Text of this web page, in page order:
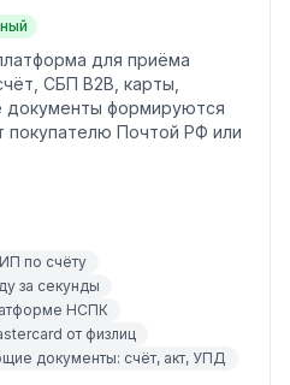
для приёма
СБП B2B, карты,
документы формируются
покупателю Почтой РФ или
по счёту
за секунды
НСПК
от физлиц
документы: счёт, акт, УПД